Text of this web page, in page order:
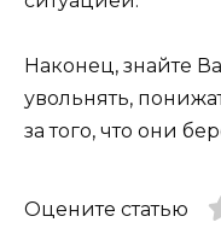
Наконец, знайте
увольнять,
за того, что они
Оцените статью